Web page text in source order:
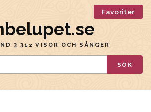
Favoriter
3 312 VISOR OCH SÅNGER
SÖK